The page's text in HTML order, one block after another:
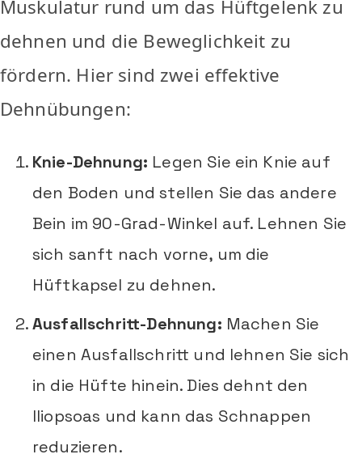
Muskulatur rund um das Hüftgelenk zu
dehnen und die Beweglichkeit zu
fördern. Hier sind zwei effektive
Dehnübungen:
Knie-Dehnung: Legen Sie ein Knie auf
den Boden und stellen Sie das andere
Bein im 90-Grad-Winkel auf. Lehnen Sie
sich sanft nach vorne, um die
Hüftkapsel zu dehnen.
Ausfallschritt-Dehnung: Machen Sie
einen Ausfallschritt und lehnen Sie sich
in die Hüfte hinein. Dies dehnt den
Iliopsoas und kann das Schnappen
reduzieren.